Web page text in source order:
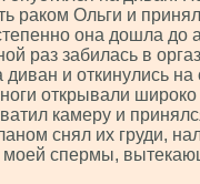
раком Ольги и
она дошла до
раз забилась в
и откинулись на
открывали
камеру и
снял их груди,
спермы,